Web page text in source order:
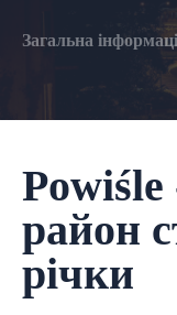
Загальна
район
річки